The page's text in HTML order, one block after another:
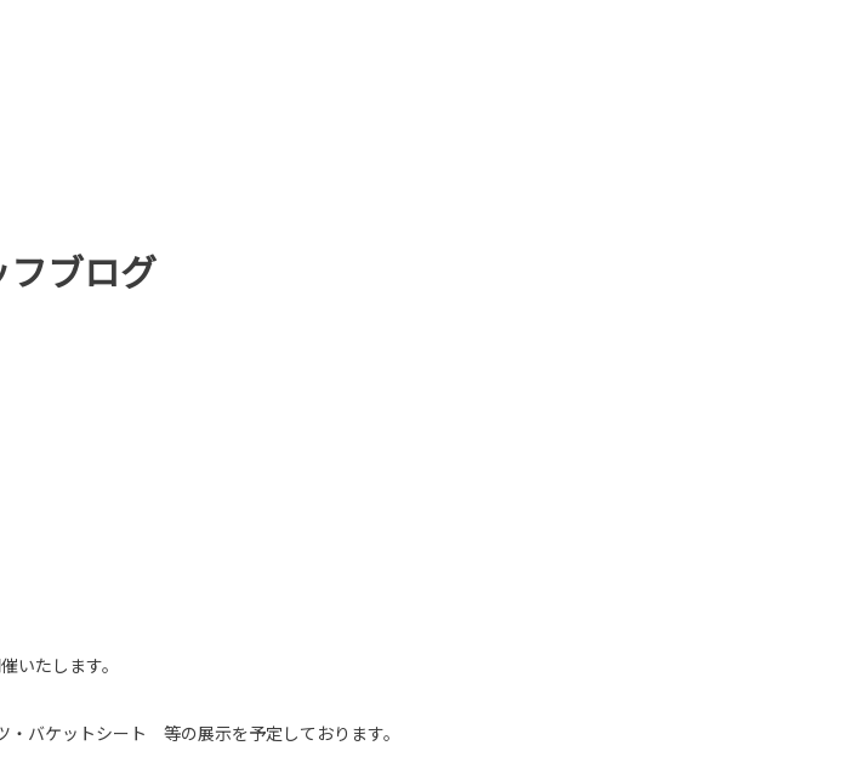
フブログ
いたします。
バケットシート 等の展示を予定しております。